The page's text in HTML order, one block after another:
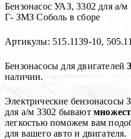
Бензонасос УАЗ, 3302 для а/м
Г- ЗМЗ Соболь в сборе
Артикулы: 515.1139-10,
Бензонасосы для двигателей
наличии.
Электрические
для а/м 3302 бывают
легкостью поможем вам
для вашего авто и двигателя.